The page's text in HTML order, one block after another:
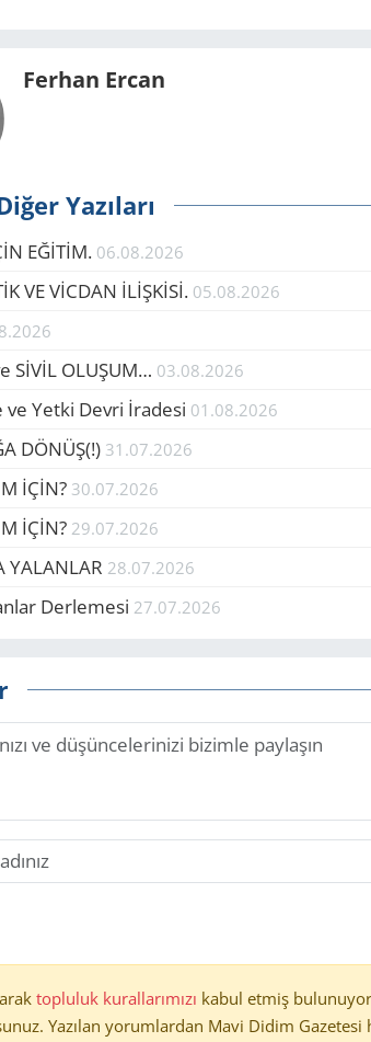
Ferhan Ercan
Yazıları
EĞİTİM. 06.08.2026
VE VİCDAN İLİŞKİSİ. 05.08.2026
SİVİL OLUŞUM… 03.08.2026
ve Yetki Devri İradesi 01.08.2026
DÖNÜŞ(!) 31.07.2026
İÇİN? 30.07.2026
İÇİN? 29.07.2026
YALANLAR 28.07.2026
Derlemesi 27.07.2026
topluluk kurallarımızı kabul etmiş
Yazılan yorumlardan Mavi Didim